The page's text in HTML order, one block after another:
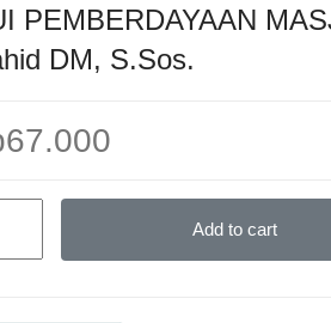
PEMBERDAYAAN
DM, S.Sos.
67.000
Add to cart